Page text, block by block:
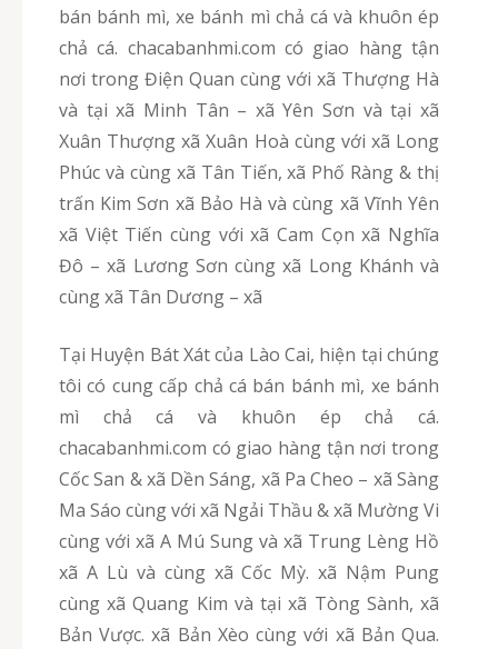
bán bánh mì, xe bánh mì chả cá và khuôn ép
chả cá. chacabanhmi.com có giao hàng tận
nơi trong Điện Quan cùng với xã Thượng Hà
và tại xã Minh Tân – xã Yên Sơn và tại xã
Xuân Thượng xã Xuân Hoà cùng với xã Long
Phúc và cùng xã Tân Tiến, xã Phố Ràng & thị
trấn Kim Sơn xã Bảo Hà và cùng xã Vĩnh Yên
xã Việt Tiến cùng với xã Cam Cọn xã Nghĩa
Đô – xã Lương Sơn cùng xã Long Khánh và
cùng xã Tân Dương – xã
Tại Huyện Bát Xát của Lào Cai, hiện tại chúng
tôi có cung cấp chả cá bán bánh mì, xe bánh
mì chả cá và khuôn ép chả cá.
chacabanhmi.com có giao hàng tận nơi trong
Cốc San & xã Dền Sáng, xã Pa Cheo – xã Sàng
Ma Sáo cùng với xã Ngải Thầu & xã Mường Vi
cùng với xã A Mú Sung và xã Trung Lèng Hồ
xã A Lù và cùng xã Cốc Mỳ. xã Nậm Pung
cùng xã Quang Kim và tại xã Tòng Sành, xã
Bản Vược. xã Bản Xèo cùng với xã Bản Qua.